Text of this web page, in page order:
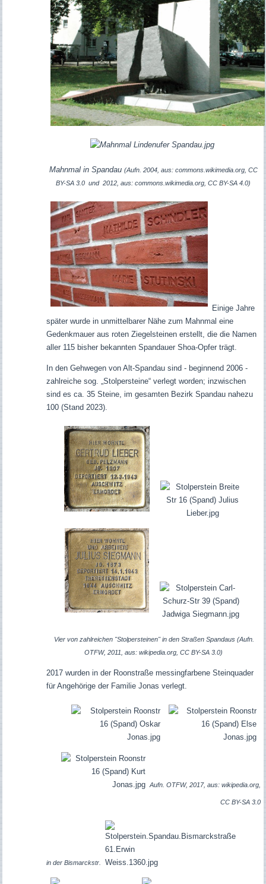
Mahnmal in Spandau (Aufn. 2004, aus: commons.wikimedia.org, CC
BY-SA 3.0 und 2012, aus: commons.wikimedia.org, CC BY-SA 4.0)
Einige Jahre
später wurde in unmittelbarer Nähe zum Mahnmal eine
Gedenkmauer aus roten Ziegelsteinen erstellt, die die Namen
aller 115 bisher bekannten Spandauer Shoa-Opfer trägt.
In den Gehwegen von Alt-Spandau sind - beginnend 2006 -
zahlreiche sog. „Stolpersteine“ verlegt worden; inzwischen
sind es ca. 35 Steine, im gesamten Bezirk Spandau nahezu
100 (Stand 2023).
Vier von zahlreichen "Stolpersteinen" in den Straßen Spandaus (Aufn.
OTFW, 2011, aus: wikipedia.org, CC BY-SA 3.0)
2017 wurden in der Roonstraße messingfarbene Steinquader
für Angehörige der Familie Jonas verlegt.
Aufn. OTFW, 2017, aus: wikipedia.org,
CC BY-SA 3.0
in der Bismarckstr.